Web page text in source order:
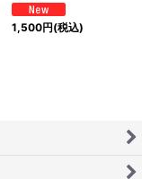
1,500円(税込)